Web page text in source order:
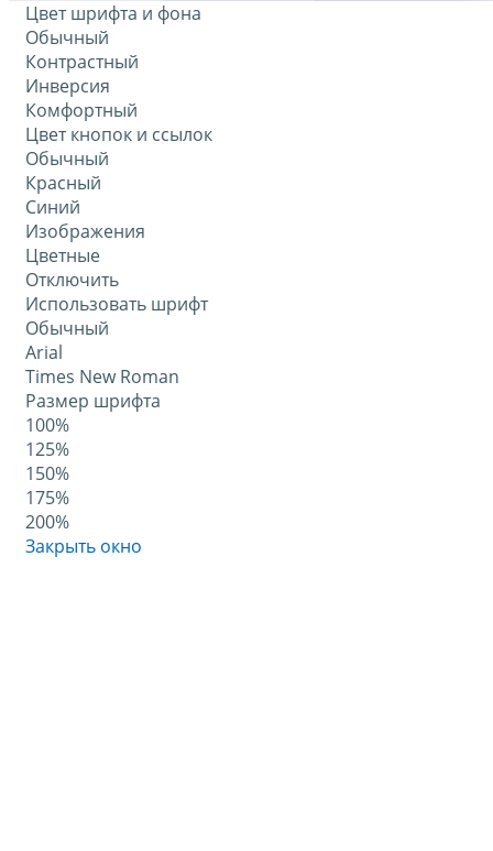
Цвет шрифта и фона
Обычный
Контрастный
Инверсия
Комфортный
Цвет кнопок и ссылок
Обычный
Красный
Синий
Изображения
Цветные
Отключить
Использовать шрифт
Обычный
Arial
Times New Roman
Размер шрифта
100%
125%
150%
175%
200%
Закрыть окно